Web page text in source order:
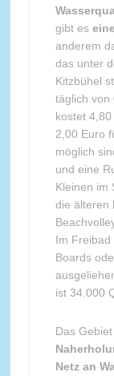
gibt es
anderem
das unter
Kitzbühel
täglich von
kostet
2,00 Euro
möglich
und eine
Kleinen im
die älteren
Im Freibad
Boards
ist 34.000
Das
Netz an